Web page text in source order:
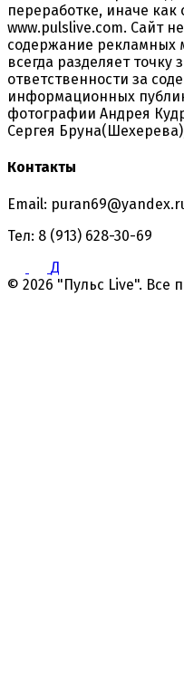
переработке, иначе как
www.pulslive.com. Сайт
содержание рекламных
всегда разделяет
ответственности за
информационных
фотографии Андрея
Сергея
Контакты
Email:
Тел: 8 (913) 628-30-69
Д
© 2026 "Пульс Live".